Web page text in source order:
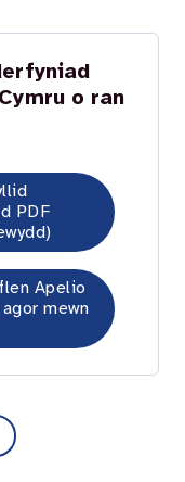
o ran
PDF
Apelio
mewn